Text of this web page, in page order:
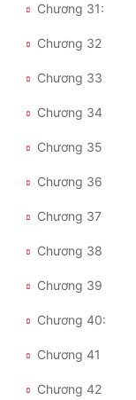
Đồng Nhân
Cẩu Đạo Trường Sinh
Ngự Thú
Truyện Nam
Truyện Nữ
Vô Địch Lưu
Xây Dựng Thế Lực
Đam Mỹ
Đẹp Hiệp
Chương 31:
Chương 32
Chương 33
Chương 34
Chương 35
Chương 36
Chương 37
Chương 38
Chương 39
Chương 40:
Chương 41
Chương 42